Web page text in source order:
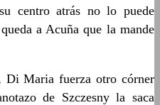
centro atrás no lo puede
a Acuña que la mande
Di Maria fuerza otro córner
de Szczesny la saca